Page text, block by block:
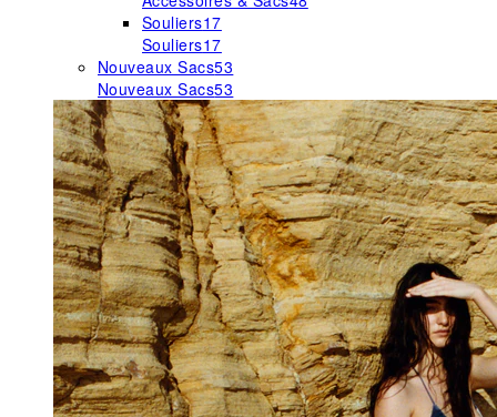
Souliers17
Souliers17
Nouveaux Sacs53
Nouveaux Sacs53